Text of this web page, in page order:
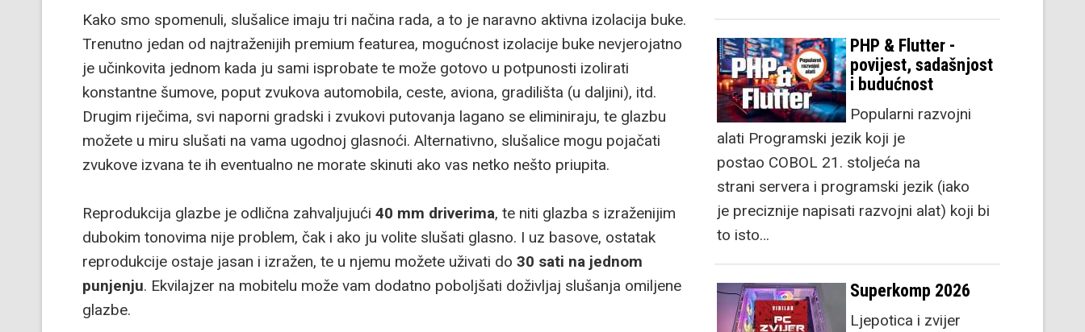
Kako smo spomenuli, slušalice imaju tri načina rada, a to je naravno aktivna izolacija buke.
Trenutno jedan od najtraženijih premium featurea, mogućnost izolacije buke nevjerojatno
je učinkovita jednom kada ju sami isprobate te može gotovo u potpunosti izolirati
konstantne šumove, poput zvukova automobila, ceste, aviona, gradilišta (u daljini), itd.
Drugim riječima, svi naporni gradski i zvukovi putovanja lagano se eliminiraju, te glazbu
možete u miru slušati na vama ugodnoj glasnoći. Alternativno, slušalice mogu pojačati
zvukove izvana te ih eventualno ne morate skinuti ako vas netko nešto priupita.
Reprodukcija glazbe je odlična zahvaljujući 40 mm driverima, te niti glazba s izraženijim
dubokim tonovima nije problem, čak i ako ju volite slušati glasno. I uz basove, ostatak
reprodukcije ostaje jasan i izražen, te u njemu možete uživati do 30 sati na jednom
punjenju. Ekvilajzer na mobitelu može vam dodatno poboljšati doživljaj slušanja omiljene
glazbe.
PHP & Flutter -
povijest, sadašnjost
i budućnost
Popularni razvojni
alati Programski jezik koji je
postao COBOL 21. stoljeća na
strani servera i programski jezik (iako
je preciznije napisati razvojni alat) koji bi
to isto…
Superkomp 2026
Ljepotica i zvijer